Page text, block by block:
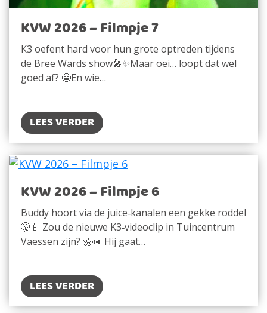
KVW 2026 – Filmpje 7
K3 oefent hard voor hun grote optreden tijdens
de Bree Wards show🎤✨Maar oei… loopt dat wel
goed af? 😬En wie…
LEES VERDER
KVW 2026 – Filmpje 6
Buddy hoort via de juice‑kanalen een gekke roddel
🤫📱 Zou de nieuwe K3‑videoclip in Tuincentrum
Vaessen zijn? 🌼👀 Hij gaat…
LEES VERDER